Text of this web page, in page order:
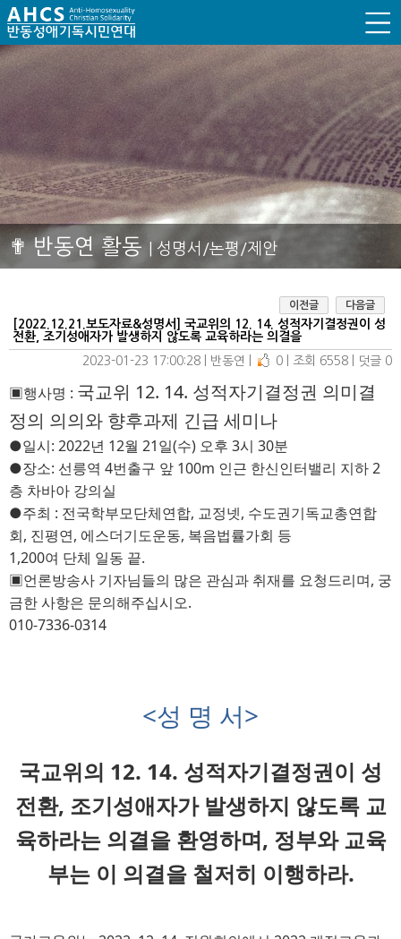
✟ 반동연 활동 | 성명서/논평/제안
이전글 다음글
[2022.12.21.보도자료&성명서] 국교위의 12. 14. 성적자기결정권이 성
전환, 조기성애자가 발생하지 않도록 교육하라는 의결을
2023-01-23 17:00:28
반동연 0 조회 6558 덧글 0
▣행사명 : 국교위 12. 14. 성적자기결정권 의미결
정의 의의와 향후과제 긴급 세미나
●일시: 2022년 12월 21일(수) 오후 3시 30분
●장소: 선릉역 4번출구 앞 100m 인근 한신인터밸리 지하2
층 차바아 강의실
●주최 : 전국학부모단체연합, 교정넷, 수도권기독교총연합
회, 진평연, 에스더기도운동, 복음법률가회 등
1,200여 단체 일동 끝.
▣언론방송사 기자님들의 많은 관심과 취재를 요청드리며, 궁
금한 사항은 문의해주십시오.
010-7336-0314
<성 명 서>
국교위의 12. 14. 성적자기결정권이 성
전환, 조기성애자가 발생하지 않도록 교
육하라는 의결을 환영하며, 정부와 교육
부는 이 의결을 철저히 이행하라.